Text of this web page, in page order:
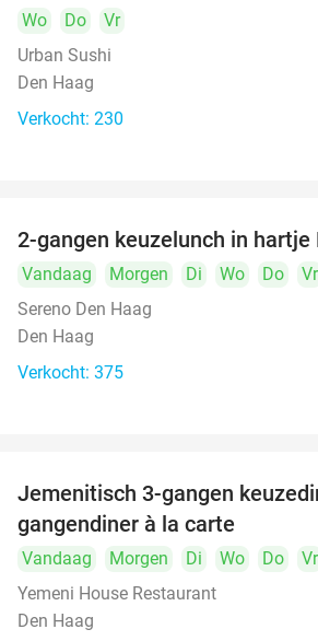
Wo Do
Vr
Urban Sushi
Den Haag
Verkocht: 230
2-gangen keuzelunch in hartje
Vandaag Morgen Di Wo Do Vr
Sereno Den Haag
Den Haag
Verkocht: 375
Jemenitisch 3-gangen
gangendiner à la carte
Vandaag Morgen Di Wo Do Vr
Yemeni House Restaurant
Den Haag